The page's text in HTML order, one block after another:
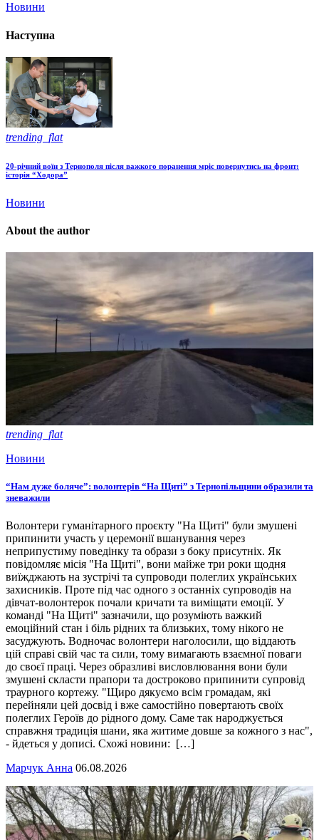
Новини
Наступна
trending_flat
20-річний воїн з Тернополя після важкого поранення мріє повернутись на фронт:
історія “Ходора”
Новини
About the author
trending_flat
Новини
“Нам дуже боляче”: волонтерів “На Щиті” з Тернопільщини образили та
зневажили
Волонтери гуманітарного проєкту "На Щиті" були змушені
припинити участь у церемонії вшанування через
неприпустиму поведінку та образи з боку присутніх. Як
повідомляє місія "На Щиті", вони майже три роки щодня
виїжджають на зустрічі та супроводи полеглих українських
захисників. Проте під час одного з останніх супроводів на
дівчат-волонтерок почали кричати та виміщати емоції. У
команді "На Щиті" зазначили, що розуміють важкий
емоційний стан і біль рідних та близьких, тому нікого не
засуджують. Водночас волонтери наголосили, що віддають
цій справі свій час та сили, тому вимагають взаємної поваги
до своєї праці. Через образливі висловлювання вони були
змушені скласти прапори та достроково припинити супровід
траурного кортежу. "Щиро дякуємо всім громадам, які
перейняли цей досвід і вже самостійно повертають своїх
полеглих Героїв до рідного дому. Саме так народжується
справжня традиція шани, яка житиме довше за кожного з нас",
- йдеться у дописі. Схожі новини: […]
Марчук Анна 06.08.2026